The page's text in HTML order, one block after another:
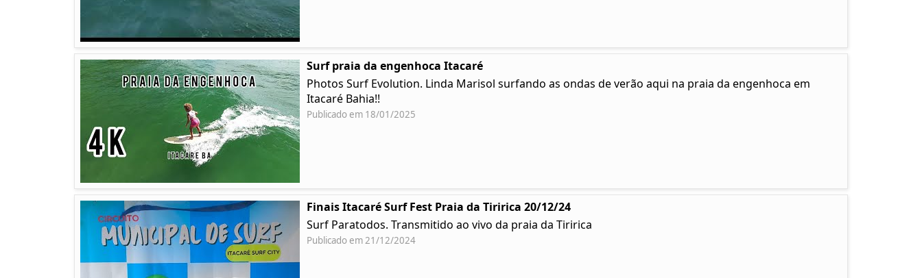
Surf praia da engenhoca Itacaré
Photos Surf Evolution. Linda Marisol surfando as ondas de verão aqui na praia da engenhoca em
Itacaré Bahia!!
Publicado em 18/01/2025
Finais Itacaré Surf Fest Praia da Tiririca 20/12/24
Surf Paratodos. Transmitido ao vivo da praia da Tiririca
Publicado em 21/12/2024